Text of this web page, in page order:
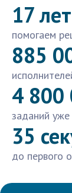
17 лет
помогаем
885
4 800
заданий
35
до первого